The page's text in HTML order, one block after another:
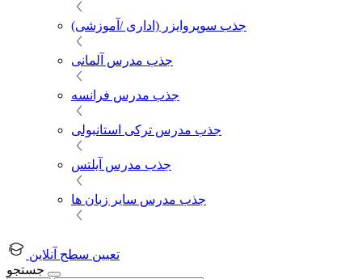
جذب سوپروایزر (اداری /آموزشی)
جذب مدرس آلمانی
جذب مدرس فرانسه
جذب مدرس ترکی استانبولی
جذب مدرس آیلتس
جذب مدرس سایر زبان ها
تعیین سطح آنلاین
جستجو